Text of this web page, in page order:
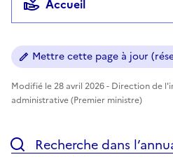
Accueil
Mettre cette page à jour
Modifié le 28 avril 2026 - Direction de
administrative (Premier ministre)
Recherche dans